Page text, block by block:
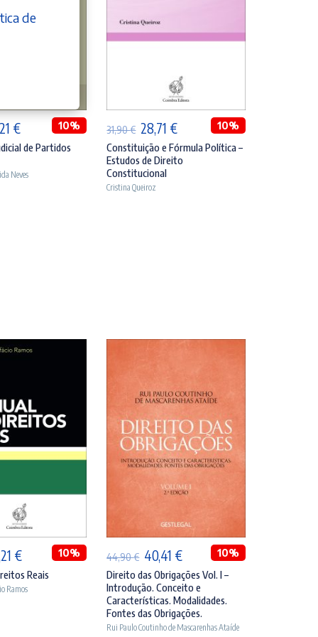
€O
preço
10%
de Partidos
Neves
ADICIONAR
31,90€ O
preço
original
era:
28,71 €O
preço
atual
10%
Constituição e Fórmula Política –
Estudos de Direito
Constitucional
Cristina Queiroz
€O
preço
atual
10%
Reais
Ramos
44,90€ O
preço
original
era:
44,90 €.
40,41 €O
preço
atual
é:
40,41 €.
10%
Direito das Obrigações Vol. I –
Introdução. Conceito e
Características. Modalidades.
Fontes das Obrigações.
Rui Paulo Coutinho de Mascarenhas Ataíde
de